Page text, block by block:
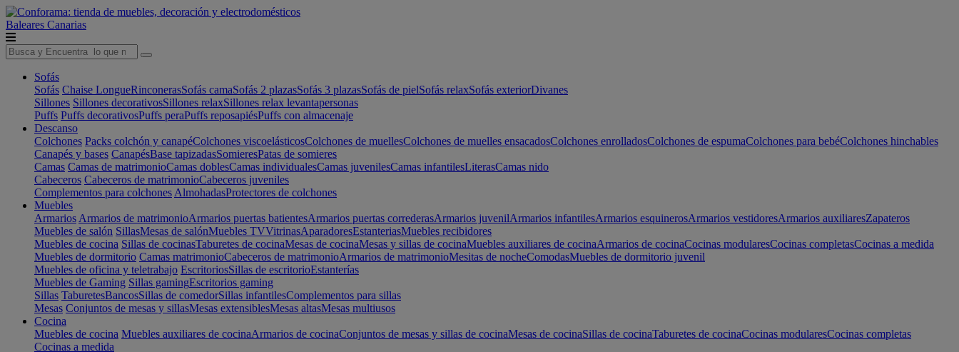
Baleares Canarias
Sofás
Sofás Chaise LongueRinconerasSofás camaSofás 2 plazasSofás 3 plazasSofás de pielSofás relaxSofás exteriorDivanes
Sillones Sillones decorativosSillones relaxSillones relax levantapersonas
Puffs Puffs decorativosPuffs peraPuffs reposapiésPuffs con almacenaje
Descanso
Colchones Packs colchón y canapéColchones viscoelásticosColchones de muellesColchones de muelles ensacadosColchones enrolladosColchones de espumaColchones para bebéColchones hinchables
Canapés y bases CanapésBase tapizadasSomieresPatas de somieres
Camas Camas de matrimonioCamas doblesCamas individualesCamas juvenilesCamas infantilesLiterasCamas nido
Cabeceros Cabeceros de matrimonioCabeceros juveniles
Complementos para colchones AlmohadasProtectores de colchones
Muebles
Armarios Armarios de matrimonioArmarios puertas batientesArmarios puertas correderasArmarios juvenilArmarios infantilesArmarios esquinerosArmarios vestidoresArmarios auxiliaresZapateros
Muebles de salón SillasMesas de salónMuebles TVVitrinasAparadoresEstanteriasMuebles recibidores
Muebles de cocina Sillas de cocinasTaburetes de cocinaMesas de cocinaMesas y sillas de cocinaMuebles auxiliares de cocinaArmarios de cocinaCocinas modularesCocinas completasCocinas a medida
Muebles de dormitorio Camas matrimonioCabeceros de matrimonioArmarios de matrimonioMesitas de nocheComodasMuebles de dormitorio juvenil
Muebles de oficina y teletrabajo EscritoriosSillas de escritorioEstanterías
Muebles de Gaming Sillas gamingEscritorios gaming
Sillas TaburetesBancosSillas de comedorSillas infantilesComplementos para sillas
Mesas Conjuntos de mesas y sillasMesas extensiblesMesas altasMesas multiusos
Cocina
Muebles de cocina Muebles auxiliares de cocinaArmarios de cocinaConjuntos de mesas y sillas de cocinaMesas de cocinaSillas de cocinaTaburetes de cocinaCocinas modularesCocinas completas
Cocinas a medida